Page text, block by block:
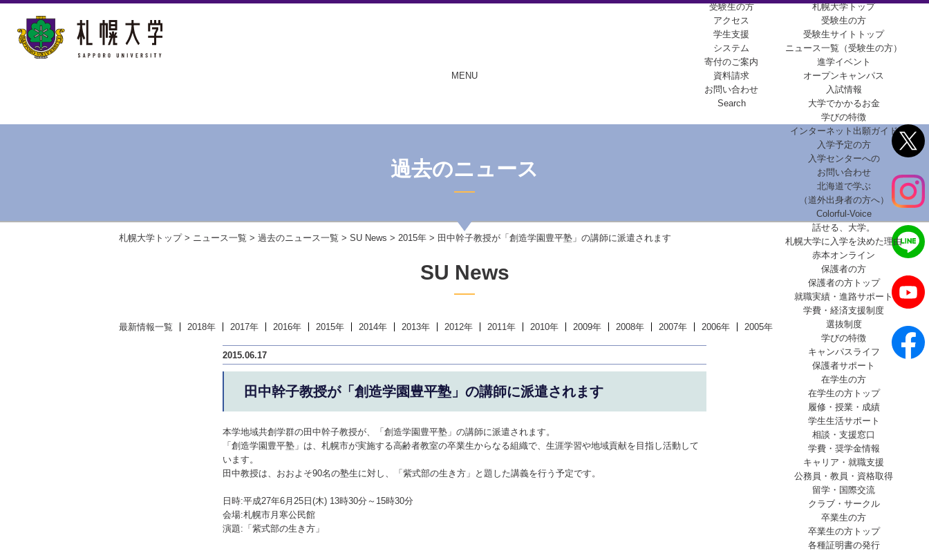
MENU
受験生の方
アクセス
学生支援
システム
寄付のご案内
資料請求
お問い合わせ
Search
札幌大学トップ
受験生の方
受験生サイトトップ
ニュース一覧（受験生の方）
進学イベント
オープンキャンパス
入試情報
大学でかかるお金
学びの特徴
インターネット出願ガイド
入学予定の方
入学センターへの
お問い合わせ
北海道で学ぶ
（道外出身者の方へ）
Colorful-Voice
話せる、大学。
札幌大学に入学を決めた理由
赤本オンライン
保護者の方
保護者の方トップ
就職実績・進路サポート
学費・経済支援制度
選抜制度
学びの特徴
キャンパスライフ
保護者サポート
在学生の方
在学生の方トップ
履修・授業・成績
学生生活サポート
相談・支援窓口
学費・奨学金情報
キャリア・就職支援
公務員・教員・資格取得
留学・国際交流
クラブ・サークル
卒業生の方
卒業生の方トップ
各種証明書の発行
過去のニュース
札幌大学トップ> ニュース一覧 > 過去のニュース一覧 > SU News > 2015年 > 田中幹子教授が「創造学園豊平塾」の講師に派遣されます
SU News
最新情報一覧 2018年 2017年 2016年 2015年 2014年 2013年 2012年 2011年 2010年 2009年 2008年 2007年 2006年 2005年
2015.06.17
田中幹子教授が「創造学園豊平塾」の講師に派遣されます
本学地域共創学群の田中幹子教授が、「創造学園豊平塾」の講師に派遣されます。
「創造学園豊平塾」は、札幌市が実施する高齢者教室の卒業生からなる組織で、生涯学習や地域貢献を目指し活動して
います。
田中教授は、おおよそ90名の塾生に対し、「紫式部の生き方」と題した講義を行う予定です。
日時:平成27年6月25日(木) 13時30分～15時30分
会場:札幌市月寒公民館
演題:「紫式部の生き方」